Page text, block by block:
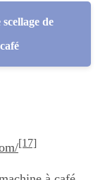
de
[17]